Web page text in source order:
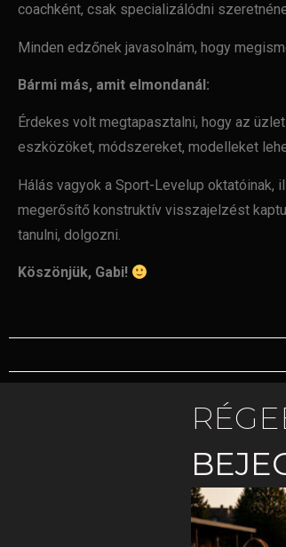
coachként, csak specializálódni
Minden edzőnek javasolnám, hogy
Bármi más, amit elmondanál:
Érdekes volt megtapasztalni, hogy az
eszközöket, módszereket, modelleket
Hálás vagyok a Sport-Levelup oktatóinak,
megerősítő konstruktív visszajelzést
tanulni, dolgozni.
Köszönjük, Gabi!